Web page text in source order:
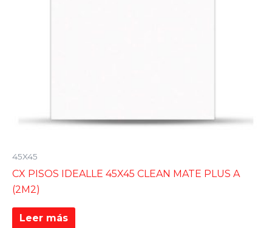
45X45
CX PISOS IDEALLE 45X45 CLEAN MATE PLUS A
(2M2)
Leer más